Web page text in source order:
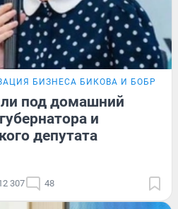
БИЗНЕСА БИКОВА И БОБРОВА
под домашний
и
депутата
307 48